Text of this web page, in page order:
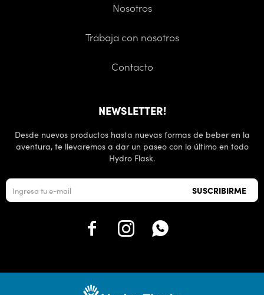
Nosotros
Trabaja con nosotros
Contacto
NEWSLETTER!
Desde nuevos productos hasta nuevas formas de beber en la
aventura, te llevaremos a dar un paseo con lo último en todo
Hydro Flask.
SUSCRIBIRME
  